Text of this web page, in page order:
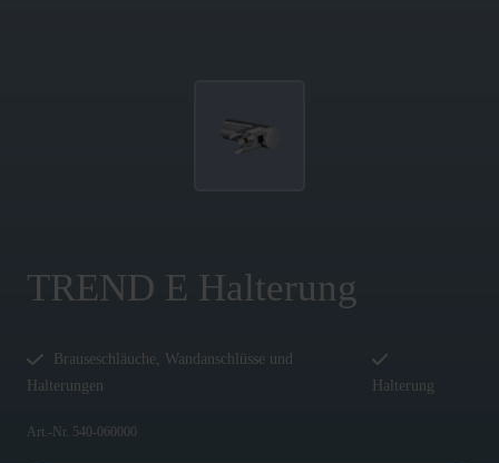
TREND E Halterung
Brauseschläuche, Wandanschlüsse und
Halterungen
Halterung
Art.-Nr. 540-060000